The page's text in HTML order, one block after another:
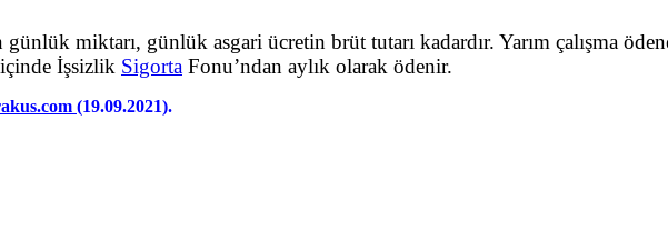
miktarı, günlük asgari ücretin brüt tutarı kadardır. Yarım çalışma
İşsizlik Sigorta Fonu’ndan aylık olarak ödenir.
(19.09.2021).